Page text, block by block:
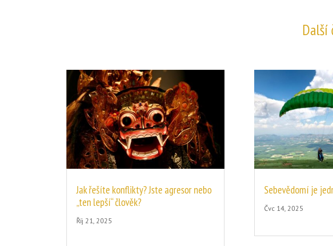
Další
Jak řešíte konflikty? Jste agresor nebo
„ten lepší“ člověk?
Říj 21, 2025
Sebevědomí je
Čvc 14, 2025